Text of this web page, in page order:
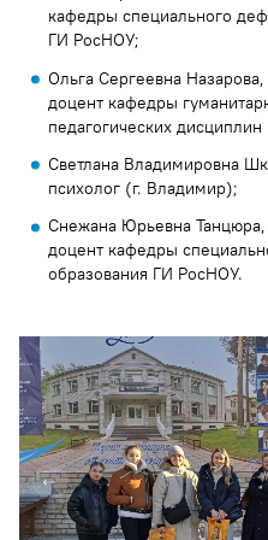
кафедры специального
ГИ РосНОУ;
Ольга Сергеевна Назарова,
доцент кафедры
педагогических
Светлана Владимировна
психолог (г. Владимир);
Снежана Юрьевна Танцюра,
доцент кафедры
образования ГИ РосНОУ.